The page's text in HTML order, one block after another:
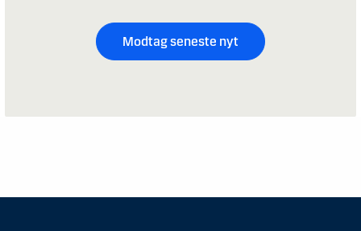
Modtag seneste nyt